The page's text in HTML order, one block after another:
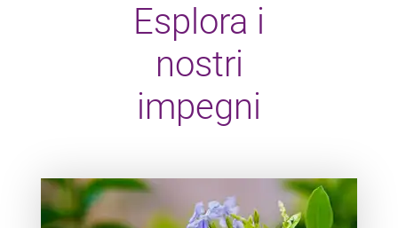
Esplora i
nostri
impegni
Teaser item